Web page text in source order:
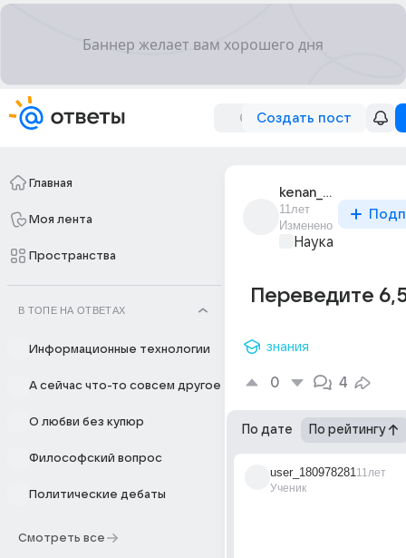
Создать пост
Главная
Моя лента
Пространства
В ТОПЕ НА ОТВЕТАХ
Информационные технологии
А сейчас что-то совсем другое
О любви без купюр
Философский вопрос
Политические дебаты
Смотреть все
kenan_gasymov_7
11лет
Изменено
Наука
Переведите
знания
0 4
По дате По рейтингу
user_180978281
Ученик
11лет